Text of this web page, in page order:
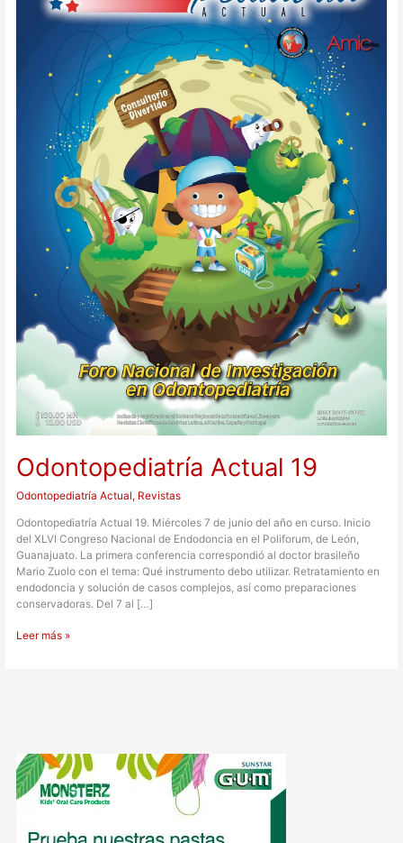
Odontopediatría Actual 19
Odontopediatría Actual, Revistas
Odontopediatría Actual 19. Miércoles 7 de junio del año en curso. Inicio
del XLVI Congreso Nacional de Endodoncia en el Poliforum, de León,
Guanajuato. La primera conferencia correspondió al doctor brasileño
Mario Zuolo con el tema: Qué instrumento debo utilizar. Retratamiento en
endodoncia y solución de casos complejos, así como preparaciones
conservadoras. Del 7 al […]
Leer más »